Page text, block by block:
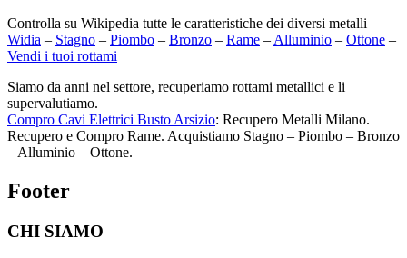
Controlla su Wikipedia tutte le caratteristiche dei diversi metalli
Widia – Stagno – Piombo – Bronzo – Rame – Alluminio – Ottone –
Vendi i tuoi rottami
Siamo da anni nel settore, recuperiamo rottami metallici e li
supervalutiamo.
Compro Cavi Elettrici Busto Arsizio: Recupero Metalli Milano.
Recupero e Compro Rame. Acquistiamo Stagno – Piombo – Bronzo
– Alluminio – Ottone.
Footer
CHI SIAMO